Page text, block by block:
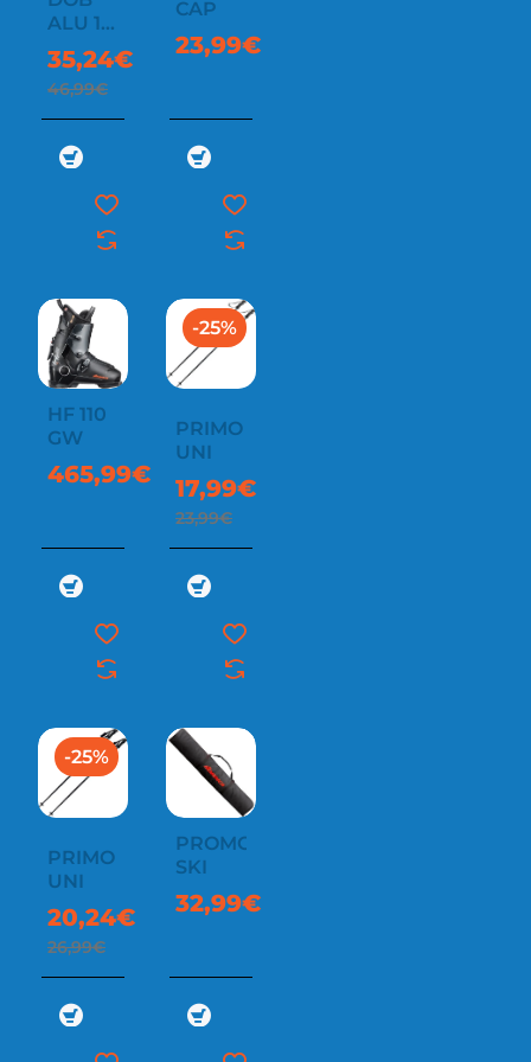
ALU 18
MM
STANDARD
35,24€
46,99€
CAP
23,99€
HF 110
GW
465,99€
-25%
PRIMO
UNI
17,99€
23,99€
-25%
PRIMO
UNI
20,24€
26,99€
PROMO
SKI
32,99€